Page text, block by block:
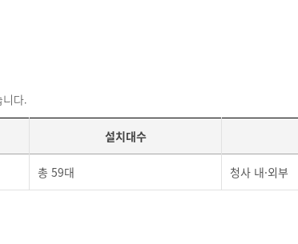
다.
설치대수
총 59대 청사 내·외부